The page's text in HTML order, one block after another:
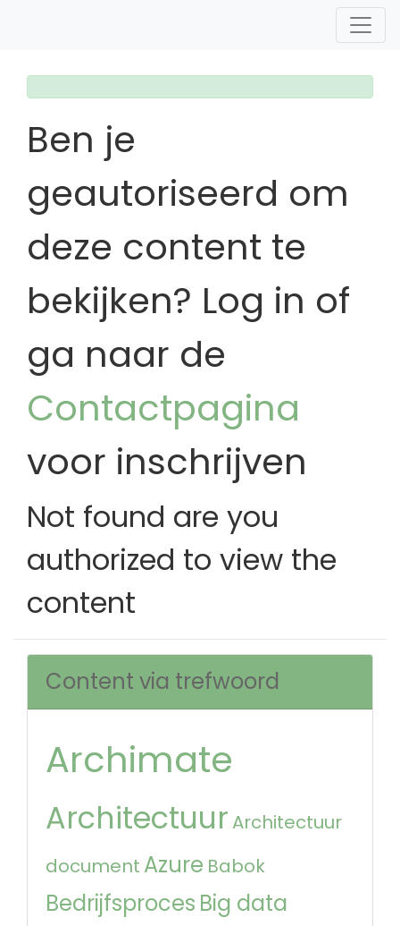
Ben je
geautoriseerd om
deze content te
bekijken? Log in of
ga naar de
Contactpagina
voor inschrijven
Not found are you
authorized to view the
content
Content via trefwoord
Archimate
Architectuur Architectuur
document Azure Babok
Bedrijfsproces Big data